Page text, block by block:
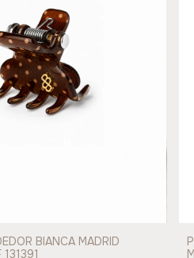
BIANCA MADRID